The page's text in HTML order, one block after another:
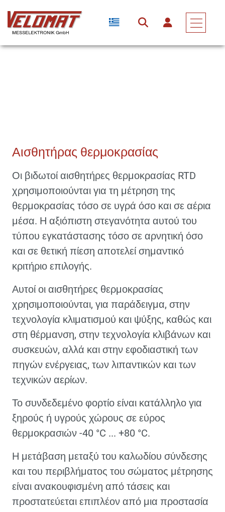
Αισθητήρας θερμοκρασίας
Οι βιδωτοί αισθητήρες θερμοκρασίας RTD
χρησιμοποιούνται για τη μέτρηση της
θερμοκρασίας τόσο σε υγρά όσο και σε αέρια
μέσα. Η αξιόπιστη στεγανότητα αυτού του
τύπου εγκατάστασης τόσο σε αρνητική όσο
και σε θετική πίεση αποτελεί σημαντικό
κριτήριο επιλογής.
Αυτοί οι αισθητήρες θερμοκρασίας
χρησιμοποιούνται, για παράδειγμα, στην
τεχνολογία κλιματισμού και ψύξης, καθώς και
στη θέρμανση, στην τεχνολογία κλιβάνων και
συσκευών, αλλά και στην εφοδιαστική των
πηγών ενέργειας, των λιπαντικών και των
τεχνικών αερίων.
Το συνδεδεμένο φορτίο είναι κατάλληλο για
ξηρούς ή υγρούς χώρους σε εύρος
θερμοκρασιών -40 °C ... +80 °C.
Η μετάβαση μεταξύ του καλωδίου σύνδεσης
και του περιβλήματος του σώματος μέτρησης
είναι ανακουφισμένη από τάσεις και
προστατεύεται επιπλέον από μια προστασία